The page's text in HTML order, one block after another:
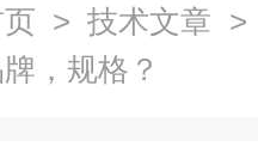
> 技术文章 >
，规格？